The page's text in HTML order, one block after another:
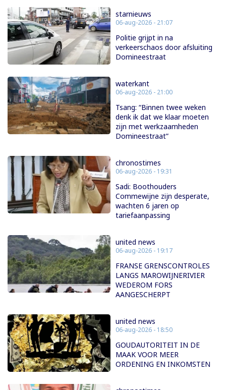
starnieuws
06-aug-2026 - 21:07
Politie grijpt in na
verkeerschaos door afsluiting
Domineestraat
waterkant
06-aug-2026 - 21:00
Tsang: “Binnen twee weken
denk ik dat we klaar moeten
zijn met werkzaamheden
Domineestraat”
chronostimes
06-aug-2026 - 19:31
Sadi: Boothouders
Commewijne zijn desperate,
wachten 6 jaren op
tariefaanpassing
united news
06-aug-2026 - 19:17
FRANSE GRENSCONTROLES
LANGS MAROWIJNERIVIER
WEDEROM FORS
AANGESCHERPT
united news
06-aug-2026 - 18:50
GOUDAUTORITEIT IN DE
MAAK VOOR MEER
ORDENING EN INKOMSTEN